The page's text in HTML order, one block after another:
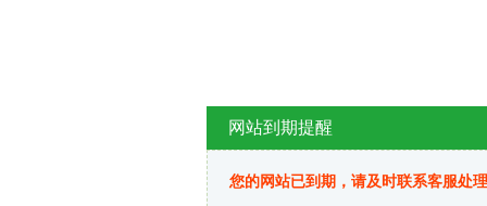
网站到期提醒
您的网站已到期，请及时联系客服处理